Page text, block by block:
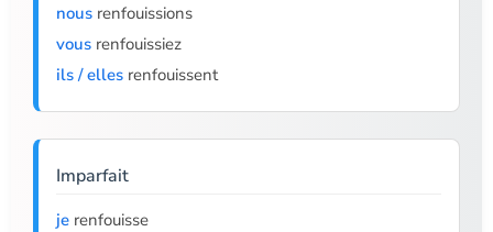
nous renfouissions
vous renfouissiez
ils / elles renfouissent
Imparfait
je renfouisse